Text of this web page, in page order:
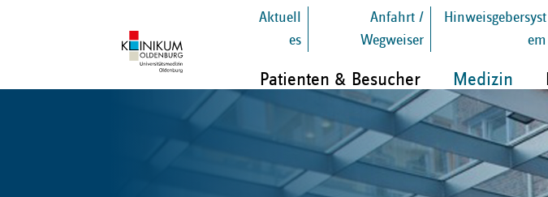
Aktuell
es
Anfahrt /
Wegweiser
Hinweisgebersyst
em
Patienten & Besucher Medizin